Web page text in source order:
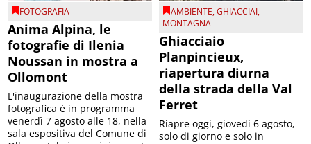
FOTOGRAFIA
Anima Alpina, le
fotografie di Ilenia
Noussan in mostra a
Ollomont
L'inaugurazione della mostra
fotografica è in programma
venerdì 7 agosto alle 18, nella
sala espositiva del Comune di
AMBIENTE,GHIACCIAI,
MONTAGNA
Ghiacciaio
Planpincieux,
riapertura diurna
della strada della Val
Ferret
Riapre oggi, giovedì 6 agosto,
solo di giorno e solo in